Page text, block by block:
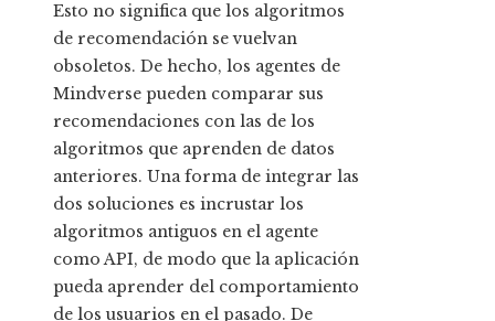
Esto no significa que los algoritmos
de recomendación se vuelvan
obsoletos. De hecho, los agentes de
Mindverse pueden comparar sus
recomendaciones con las de los
algoritmos que aprenden de datos
anteriores. Una forma de integrar las
dos soluciones es incrustar los
algoritmos antiguos en el agente
como API, de modo que la aplicación
pueda aprender del comportamiento
de los usuarios en el pasado. De